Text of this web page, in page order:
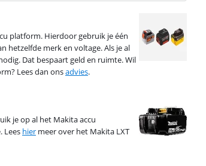
je op al het Makita accu
Lees hiermeer over het Makita LXT
platform. Hierdoor gebruik je één
hetzelfde merk en voltage. Als je al
Dat bespaart geld en ruimte. Wil
Lees dan onsadvies.